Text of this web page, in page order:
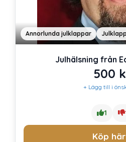
Annorlunda julklappar
Julhälsning från
500
+ Lägg till i
1
Köp